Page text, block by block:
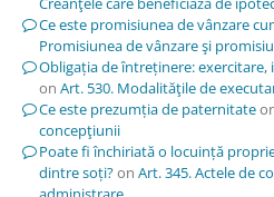
Ce este promisiunea de vânzare
Promisiunea de vânzare şi
Obligația de întreținere:
on Art. 530. Modalităţile de
Ce este prezumția de paternitate
concepţiunii
Poate fi închiriată o locuință
dintre soți?on Art. 345. Actele de